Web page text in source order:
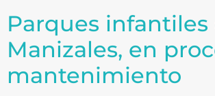
Parques infantiles
Manizales, en
mantenimiento